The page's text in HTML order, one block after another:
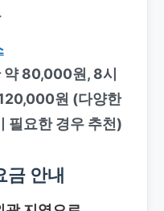
약 80,000원, 8시
원 (다양한
필요한 경우 추천)
금 안내